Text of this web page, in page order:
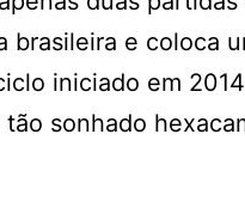
brasileira e coloca
iniciado em
sonhado